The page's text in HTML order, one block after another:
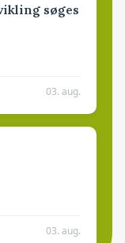
søges
03. aug.
03. aug.